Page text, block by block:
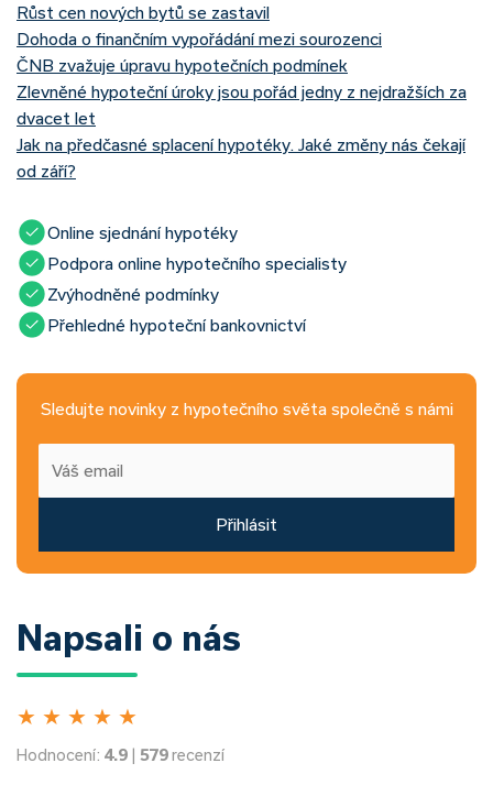
Růst cen nových bytů se zastavil
Dohoda o finančním vypořádání mezi sourozenci
ČNB zvažuje úpravu hypotečních podmínek
Zlevněné hypoteční úroky jsou pořád jedny z nejdražších za
dvacet let
Jak na předčasné splacení hypotéky. Jaké změny nás čekají
od září?
Online sjednání hypotéky
Podpora online hypotečního specialisty
Zvýhodněné podmínky
Přehledné hypoteční bankovnictví
Sledujte novinky z hypotečního světa společně s námi
Přihlásit
Napsali o nás
★ ★ ★ ★ ★
Hodnocení: 4.9 | 579recenzí